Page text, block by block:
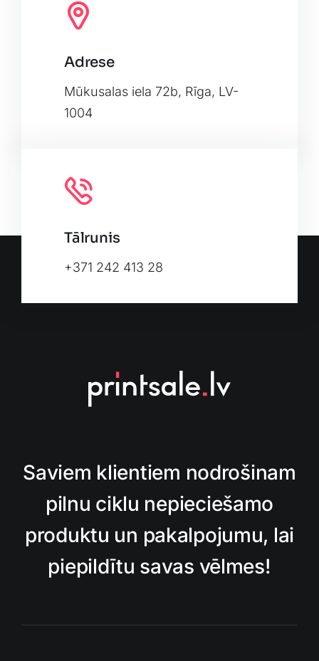
OpenStreetMap, under ODbL.
Adrese
Mūkusalas iela 72b, Rīga, LV-
1004
Tālrunis
+371 242 413 28
Saviem klientiem nodrošinam
pilnu ciklu nepieciešamo
produktu un pakalpojumu, lai
piepildītu savas vēlmes!